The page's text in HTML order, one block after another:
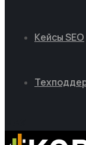
Кейсы SEO